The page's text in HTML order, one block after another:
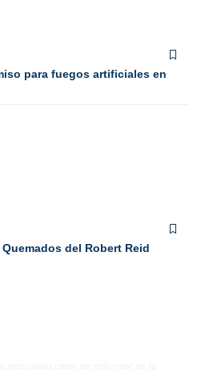
para fuegos artificiales en
del Robert Reid